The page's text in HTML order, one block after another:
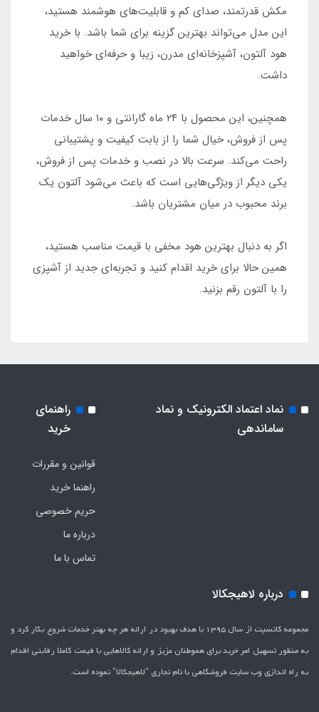
مکش قدرتمند، صدای کم و قابلیت‌های هوشمند هستید،
این مدل می‌تواند بهترین گزینه برای شما باشد. با خرید
هود آلتون، آشپزخانه‌ای مدرن، زیبا و حرفه‌ای خواهید
داشت.
همچنین، این محصول با ۲۴ ماه گارانتی و ۱۰ سال خدمات
پس از فروش، خیال شما را از بابت کیفیت و پشتیبانی
راحت می‌کند. سرعت بالا در نصب و خدمات پس از فروش،
یکی دیگر از ویژگی‌هایی است که باعث می‌شود آلتون یک
برند محبوب در میان مشتریان باشد.
اگر به دنبال بهترین هود مخفی با قیمت مناسب هستید،
همین حالا برای خرید اقدام کنید و تجربه‌ای جدید از آشپزی
را با آلتون رقم بزنید.
نماد اعتماد الکترونیک و نماد
ساماندهی
راهنمای
خرید
قوانین و مقررات
راهنما خرید
حریم خصوصی
درباره ما
تماس با ما
درباره لاهیجکالا
مجموعه کانسپت از سال 1395 با هدف بهبود در ارائه هر چه بهتر خدمات شروع بکار کرد و
به منظور تسهیل امر خرید برای هموطنان عزیز و ارائه کالاهایی با قیمت کاملاَ رقابتی اقدام
به راه اندازی وب سایت فروشگاهی با نام تجاری "لاهیج­کالا" نموده است.